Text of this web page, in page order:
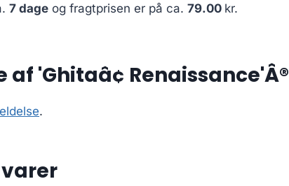
7 dage og fragtprisen er på ca. 79.00 kr.
'Ghitaâ¢ Renaissance'Â®
.